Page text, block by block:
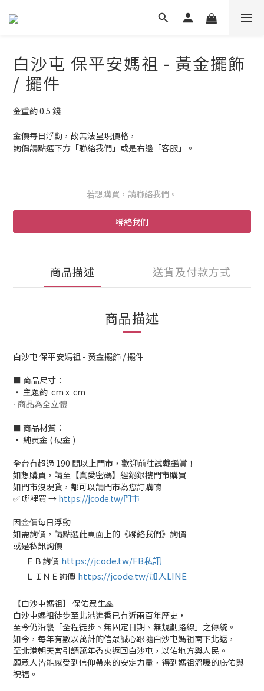
白沙屯 保平安媽祖 - 黃金擺飾
/ 擺件
金重約 0.5 錢
金價每日浮動，故無法呈現價格，
詢價請點選下方「聯絡我們」或是右邊「客服」。
若想購買，請聯絡我們。
聯絡我們
商品描述 送貨及付款方式
商品描述
白沙屯 保平安媽祖 - 黃金擺飾 / 擺件
■ 商品尺寸：
‧ 主題約 cm x cm
‧ 商品為全立體
■ 商品材質：
‧ 純黃金 ( 硬金 )
全台有超過 190 間以上門市，歡迎前往試戴鑑賞！
如想購買，請至【真愛密碼】經銷銀樓門市購買
如門市沒現貨，都可以請門市為您訂購唷
✅ 哪裡買 → https://jcode.tw/門市
因金價每日浮動
如需詢價，請點選此頁面上的《聯絡我們》詢價
或是私訊詢價
ＦＢ詢價 https://jcode.tw/FB私訊
ＬＩＮＥ詢價 https://jcode.tw/加入LINE
【白沙屯媽祖】 保佑眾生🙏
白沙屯媽祖徒步至北港進香已有近兩百年歷史，
至今仍沿襲「全程徒步、無固定日期、無規劃路線」之傳統。
如今，每年有數以萬計的信眾誠心跟隨白沙屯媽祖南下北返，
至北港朝天宮引請萬年香火返回白沙屯，以佑地方與人民。
願眾人皆能感受到信仰帶來的安定力量，得到媽祖溫暖的庇佑與
祝福。